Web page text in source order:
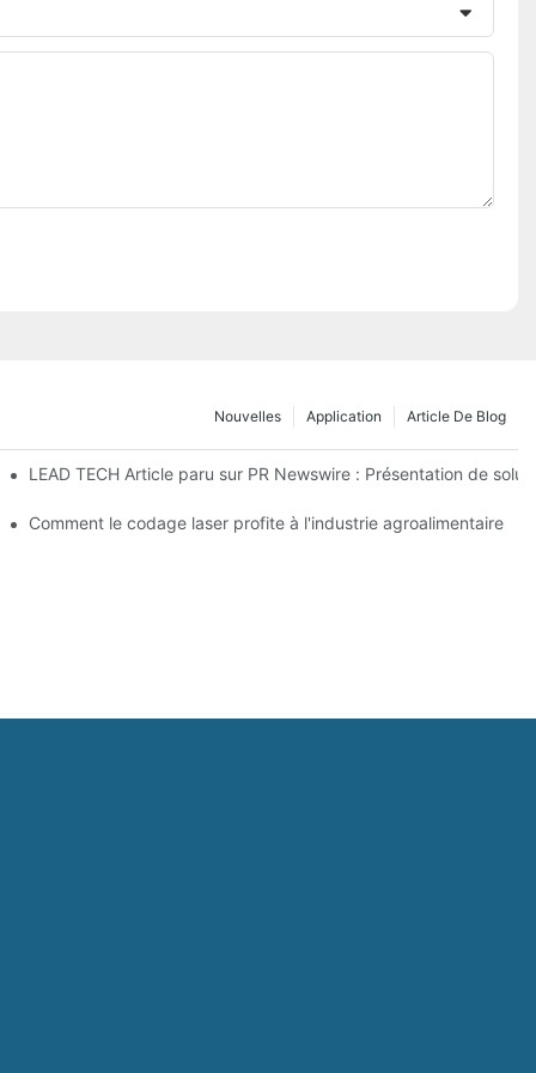
Article De Blog
Application
Nouvelles
à Düsseldorf
LEAD TECH Article paru sur PR Newswire : Présentation de
des emballages souples
Comment le codage laser profite à l'industrie agroalimentaire